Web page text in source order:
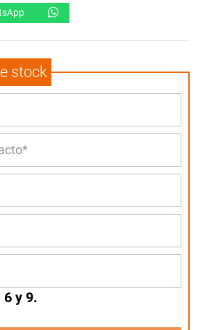
stock
6 y 9.